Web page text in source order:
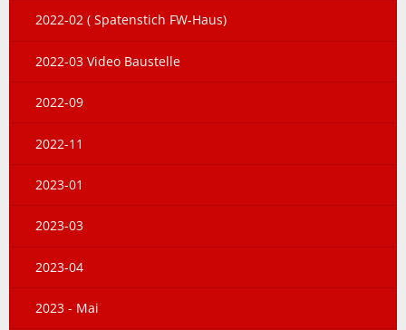
2022-02 ( Spatenstich FW-Haus)
2022-03 Video Baustelle
2022-09
2022-11
2023-01
2023-03
2023-04
2023 - Mai